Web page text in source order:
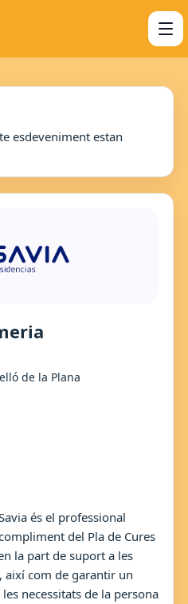
esdeveniment estan
de la Plana
és el professional
del Pla de Cures
la part de suport a les
així com de garantir un
necessitats de la persona